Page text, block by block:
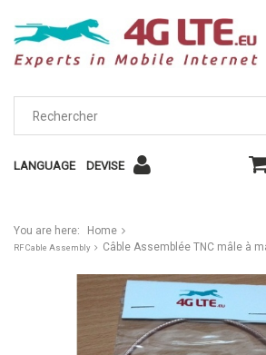
LANGUAGE DEVISE
You are here: Home
RF Cable Assembly Câble Assemblée TNC mâle à